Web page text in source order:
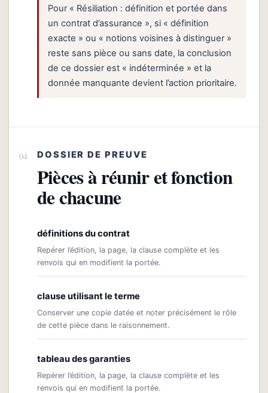
Pour « Résiliation : définition et portée dans
un contrat d’assurance », si « définition
exacte » ou « notions voisines à distinguer »
reste sans pièce ou sans date, la conclusion
de ce dossier est « indéterminée » et la
donnée manquante devient l’action prioritaire.
DOSSIER DE PREUVE
Pièces à réunir et fonction
de chacune
définitions du contrat
Repérer l’édition, la page, la clause complète et les
renvois qui en modifient la portée.
clause utilisant le terme
Conserver une copie datée et noter précisément le rôle
de cette pièce dans le raisonnement.
tableau des garanties
Repérer l’édition, la page, la clause complète et les
renvois qui en modifient la portée.